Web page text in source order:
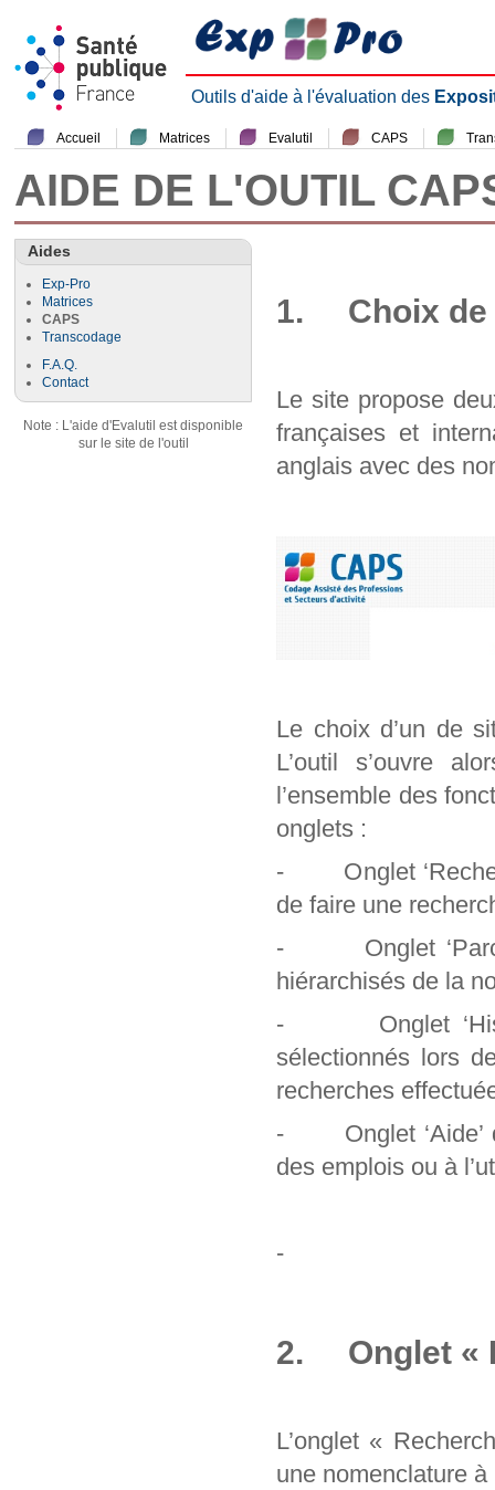
Outils d'aide à l'évaluation des
Accueil Matrices Evalutil CAPS
AIDE DE L'OUTIL
Aides
Exp-Pro
Matrices
CAPS
Transcodage
F.A.Q.
Contact
Note : L'aide d'Evalutil est disponible
sur le site de l'outil
1. Choix de
Le site propose
françaises et
anglais avec des
Le choix d’un de
L’outil s’ouvre
l’ensemble des
onglets :
- Onglet
de faire une
- Onglet
hiérarchisés de la
- Onglet
sélectionnés lors
recherches
- Onglet ‘Aide’
des emplois ou à
-
2. Onglet «
L’onglet «
une nomenclature